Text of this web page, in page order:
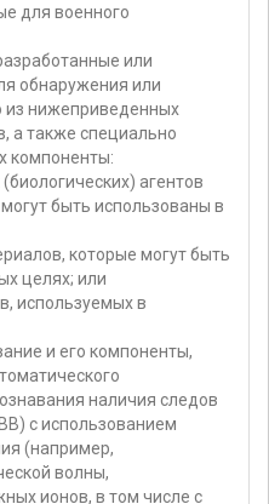
для военного
или
обнаружения или
из нижеприведенных
а также специально
компоненты:
агентов
быть использованы в
которые могут быть
целях; или
используемых в
и его компоненты,
наличия следов
с использованием
(например,
волны,
ионов, в том числе с